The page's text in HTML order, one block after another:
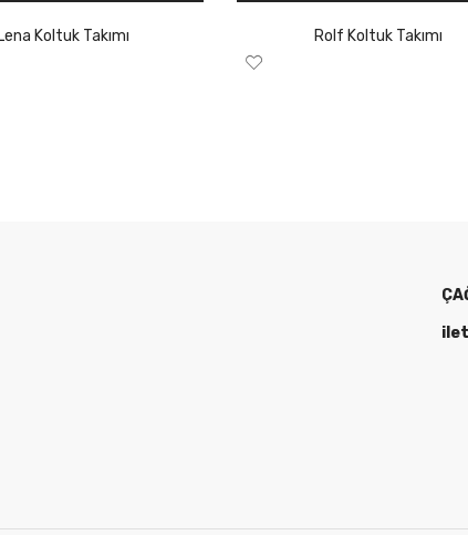
Lena Koltuk Takımı Rolf Koltuk Takımı